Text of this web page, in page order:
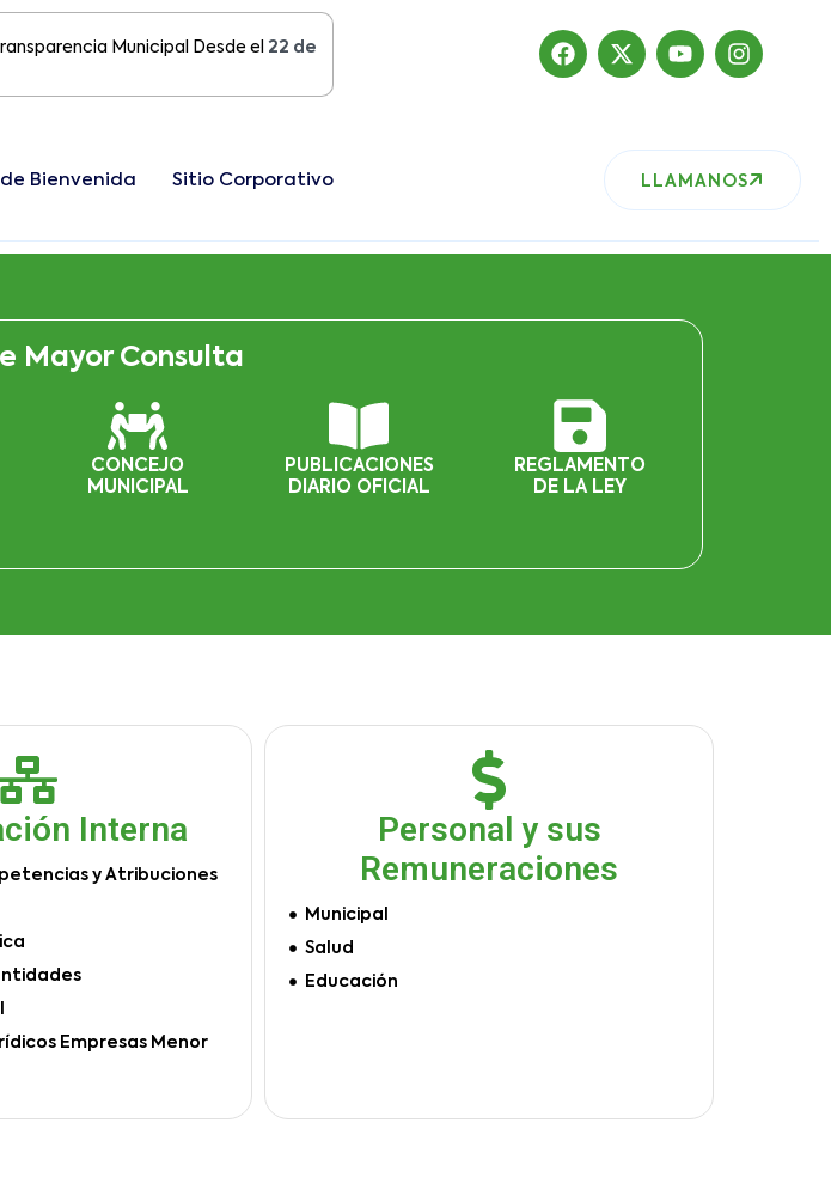
Municipal Desde el22 de Agosto del 2019 , nuestro sitio ha migrado
Bienvenida Sitio Corporativo LLAMANOS
Mayor Consulta
CONCEJO
MUNICIPAL
PUBLICACIONES
DIARIO OFICIAL
REGLAMENTO
DE LA LEY
Interna
y Atribuciones
Empresas Menor
Personal y sus
Remuneraciones
Municipal
Salud
Educación